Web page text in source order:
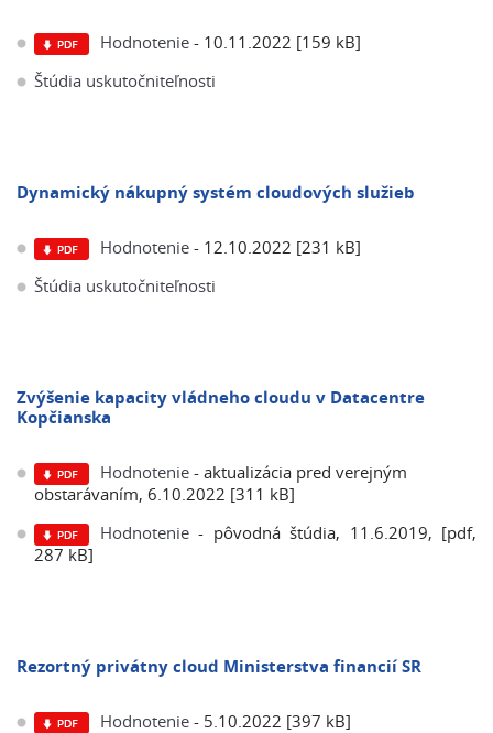
Hodnotenie - 10.11.2022 [159 kB]
Štúdia uskutočniteľnosti
Dynamický nákupný systém cloudových služieb
Hodnotenie - 12.10.2022 [231 kB]
Štúdia uskutočniteľnosti
Zvýšenie kapacity vládneho cloudu v Datacentre
Kopčianska
Hodnotenie - aktualizácia pred verejným
obstarávaním, 6.10.2022 [311 kB]
Hodnotenie - pôvodná štúdia, 11.6.2019, [pdf,
287 kB]
Rezortný privátny cloud Ministerstva financií SR
Hodnotenie - 5.10.2022 [397 kB]